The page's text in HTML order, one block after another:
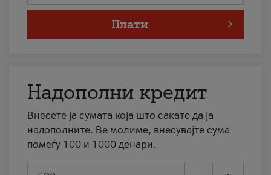
Плати
Надополни кредит
Внесете ја сумата која што сакате да ја
надополните. Ве молиме, внесувајте сума
помеѓу 100 и 1000 денари.